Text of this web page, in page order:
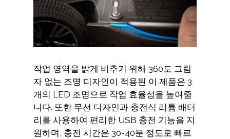
작업 영역을 밝게 비추기 위해 360도 그림
자 없는 조명 디자인이 적용된 이 제품은 3
개의 LED 조명으로 작업 효율성을 높여줍
니다. 또한 무선 디자인과 충전식 리튬 배터
리를 사용하여 편리한 USB 충전 기능을 지
원하며, 충전 시간은 30-40분 정도로 빠르